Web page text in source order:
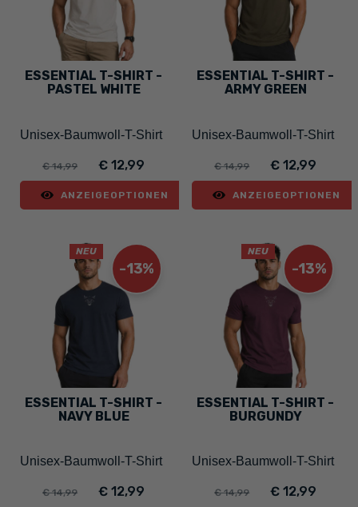
ESSENTIAL T-SHIRT -
PASTEL WHITE
Unisex-Baumwoll-T-Shirt
€ 14,99 € 12,99
ANZEIGEOPTIONEN
ESSENTIAL T-SHIRT -
ARMY GREEN
Unisex-Baumwoll-T-Shirt
€ 14,99 € 12,99
ANZEIGEOPTIONEN
-13%
NEU
ESSENTIAL T-SHIRT -
NAVY BLUE
Unisex-Baumwoll-T-Shirt
€ 14,99 € 12,99
-13%
NEU
ESSENTIAL T-SHIRT -
BURGUNDY
Unisex-Baumwoll-T-Shirt
€ 14,99 € 12,99